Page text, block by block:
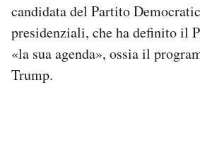
candidata del Partito
presidenziali, che ha definito il
«la sua agenda», ossia il
Trump.